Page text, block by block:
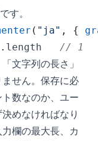
す。
( "ja" , {
. length // 1
文字列の長さ」
せん。保存に必
数なのか、ユー
めなければなり
欄の最大長、カ